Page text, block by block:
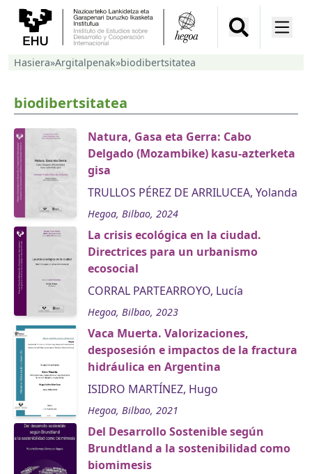
Hasiera»Argitalpenak»biodibertsitatea
biodibertsitatea
Natura, Gasa eta Gerra: Cabo
Delgado (Mozambike) kasu-azterketa
gisa
TRULLOS PÉREZ DE ARRILUCEA, Yolanda
Hegoa, Bilbao, 2024
La crisis ecológica en la ciudad.
Directrices para un urbanismo
ecosocial
CORRAL PARTEARROYO, Lucía
Hegoa, Bilbao, 2023
Vaca Muerta. Valorizaciones,
desposesión e impactos de la fractura
hidráulica en Argentina
ISIDRO MARTÍNEZ, Hugo
Hegoa, Bilbao, 2021
Del Desarrollo Sostenible según
Brundtland a la sostenibilidad como
biomimesis